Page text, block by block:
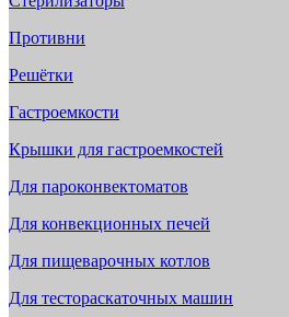
Противни
Решётки
Гастроемкости
Крышки для гастроемкостей
Для пароконвектоматов
Для конвекционных печей
Для пищеварочных котлов
Для тестораскаточных машин